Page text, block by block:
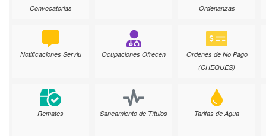
Convocatorias
Ordenanzas
Notificaciones Serviu Ocupaciones Ofrecen
Ordenes de No Pago
(CHEQUES)
Remates Saneamiento de Títulos Tarifas de Agua